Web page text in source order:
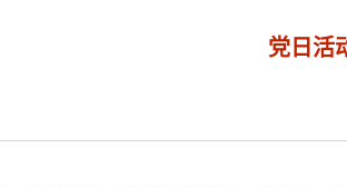
党日活